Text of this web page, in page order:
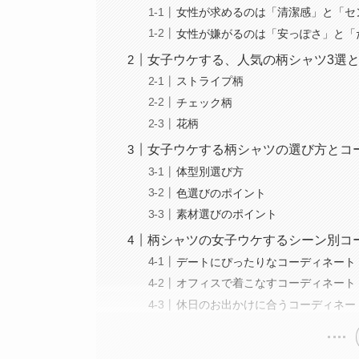
女性が求めるのは「清潔感」と「セ
女性が嫌がるのは「安っぽさ」と
女子ウケする、人気の柄シャツ3選
ストライプ柄
チェック柄
花柄
女子ウケする柄シャツの選び方とコ
体型別選び方
色選びのポイント
素材選びのポイント
柄シャツの女子ウケするシーン別コ
デートにぴったりなコーディネート
オフィスで着こなすコーディネート
休日のお出かけに合うコーディネー